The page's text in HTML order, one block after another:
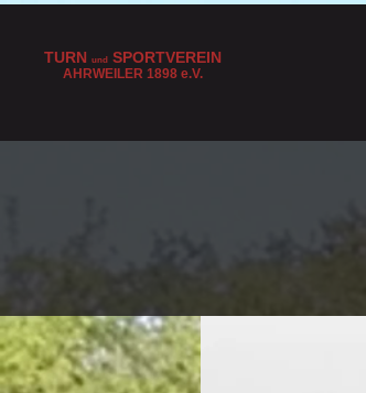
TURN undSPORTVEREIN
AHRWEILER 1898 e.V.